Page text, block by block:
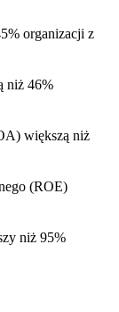
organizacji z
niż 46%
większą niż
(ROE)
niż 95%